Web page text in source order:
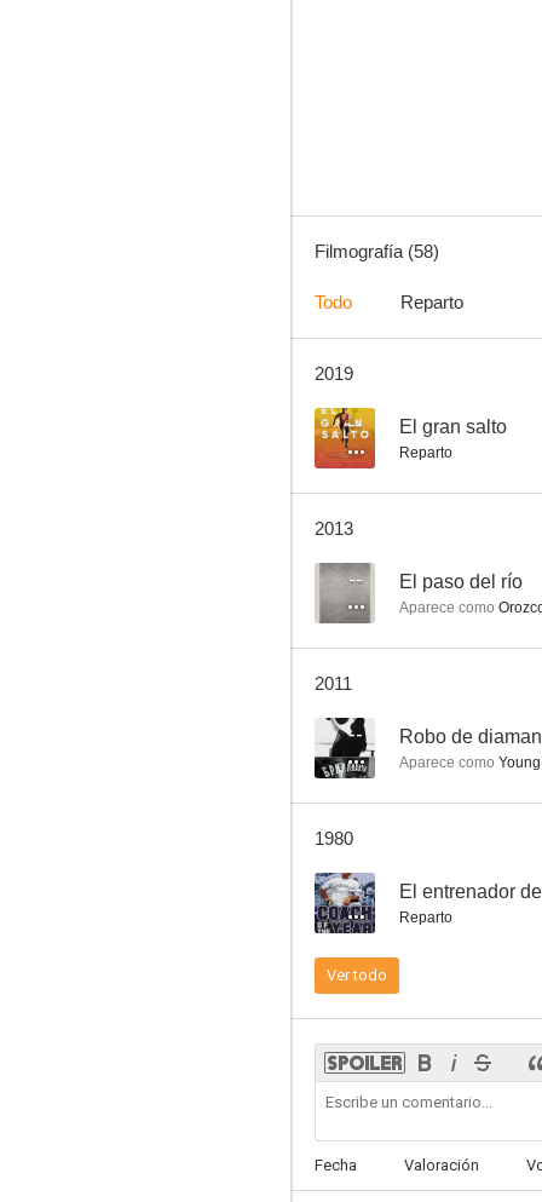
Operación Mata Hari
6.5
Filmografía (58)
Todo Reparto
2019
-- El gran salto
Reparto
2013
-- El paso del río
Aparece como
2011
-- Robo de
Aparece como
1980
-- El entrenador
Reparto
Ver todo
Fecha Valoración